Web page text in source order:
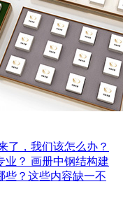
了，我们该怎么办？
业？ 画册中钢结构建
些？这些内容缺一不